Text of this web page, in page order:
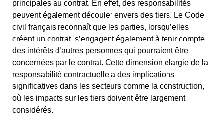
principales au contrat. En effet, des responsabilités
peuvent également découler envers des tiers. Le Code
civil français reconnaît que les parties, lorsqu’elles
créent un contrat, s’engagent également à tenir compte
des intérêts d’autres personnes qui pourraient être
concernées par le contrat. Cette dimension élargie de la
responsabilité contractuelle a des implications
significatives dans les secteurs comme la construction,
où les impacts sur les tiers doivent être largement
considérés.